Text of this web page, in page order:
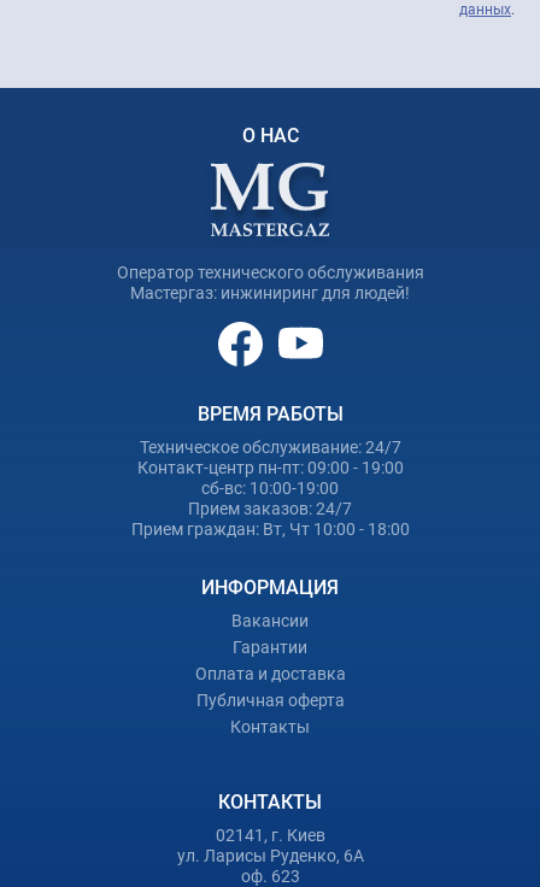
данных.
О НАС
Оператор технического обслуживания
Мастергаз: инжиниринг для людей!
ВРЕМЯ РАБОТЫ
Техническое обслуживание: 24/7
Контакт-центр пн-пт: 09:00 - 19:00
сб-вс: 10:00-19:00
Прием заказов: 24/7
Прием граждан: Вт, Чт 10:00 - 18:00
ИНФОРМАЦИЯ
Вакансии
Гарантии
Оплата и доставка
Публичная оферта
Контакты
КОНТАКТЫ
02141, г. Киев
ул. Ларисы Руденко, 6А
оф. 623